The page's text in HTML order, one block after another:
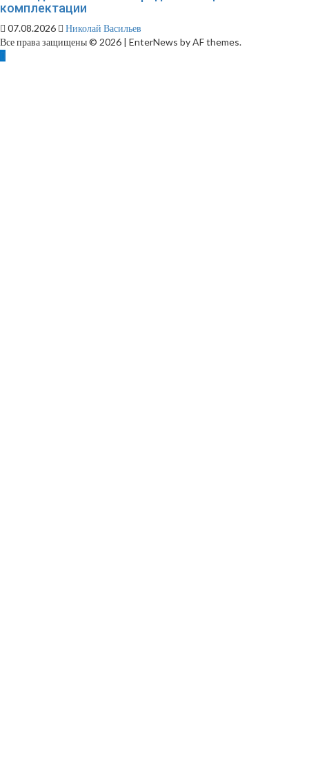
комплектации
07.08.2026
Николай Васильев
Все права защищены © 2026 | EnterNews by AF themes.